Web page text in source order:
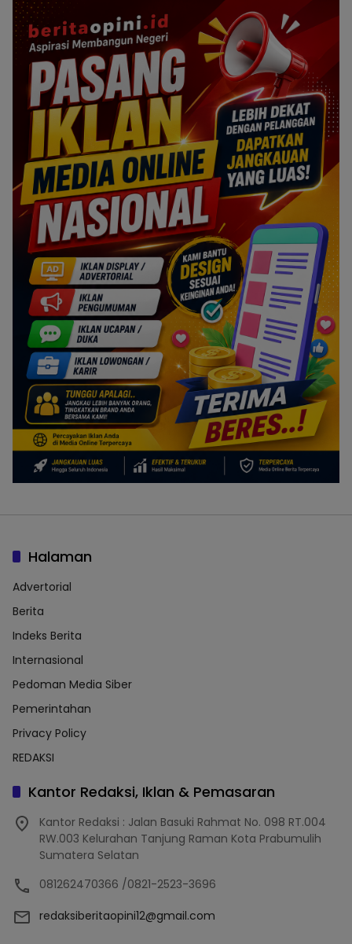
Halaman
Advertorial
Berita
Indeks Berita
Internasional
Pedoman Media Siber
Pemerintahan
Privacy Policy
REDAKSI
Kantor Redaksi, Iklan & Pemasaran
Kantor Redaksi : Jalan Basuki Rahmat No. 098 RT.004
RW.003 Kelurahan Tanjung Raman Kota Prabumulih
Sumatera Selatan
081262470366 /0821-2523-3696
redaksiberitaopini12@gmail.com